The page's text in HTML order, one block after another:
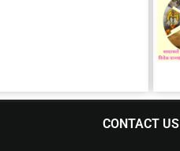
CONTACT US